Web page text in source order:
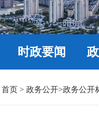
时政要闻
首页 > 政务公开>政务公开